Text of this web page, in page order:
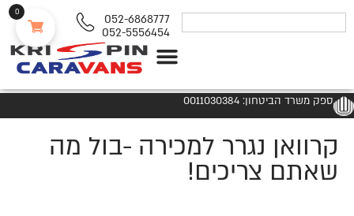
052-6868777
052-5556454
ספק משרד הביטחון: 0011030384
קרוואן נגרר למכירה -בול מה
שאתם צריכים!
0